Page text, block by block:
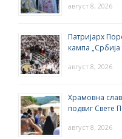
август 8, 2026
Патријарх
кампа „Србија
август 8, 2026
Храмовна
подвиг Свете
август 8, 2026